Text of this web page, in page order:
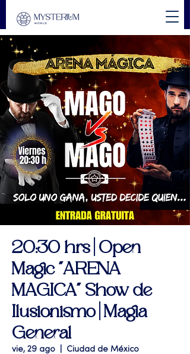
20:30 hrs | Open
Magic "ARENA
MAGICA" Show de
Ilusionismo | Magia
General
vie, 29 ago Ciudad de México